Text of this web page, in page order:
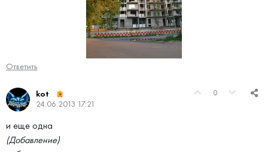
Ответить
0
kot
24.06.2013 17:21
и еще одна
(Добавление)